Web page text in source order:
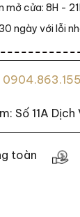
mở cửa: 8H -
ngày với lỗi
0904.863.155
Số 11A Dịch
toàn